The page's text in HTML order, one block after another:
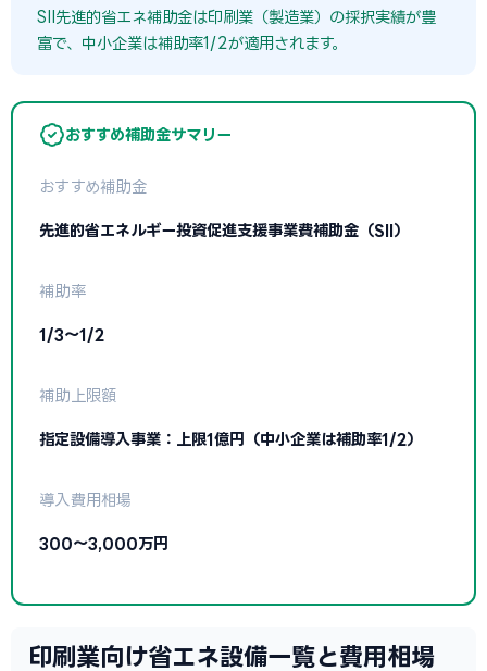
SII先進的省エネ補助金は印刷業（製造業）の採択実績が豊
富で、中小企業は補助率1/2が適用されます。
おすすめ補助金サマリー
おすすめ補助金
先進的省エネルギー投資促進支援事業費補助金（SII）
補助率
1/3〜1/2
補助上限額
指定設備導入事業：上限1億円（中小企業は補助率1/2）
導入費用相場
300〜3,000万円
印刷業向け省エネ設備一覧と費用相場